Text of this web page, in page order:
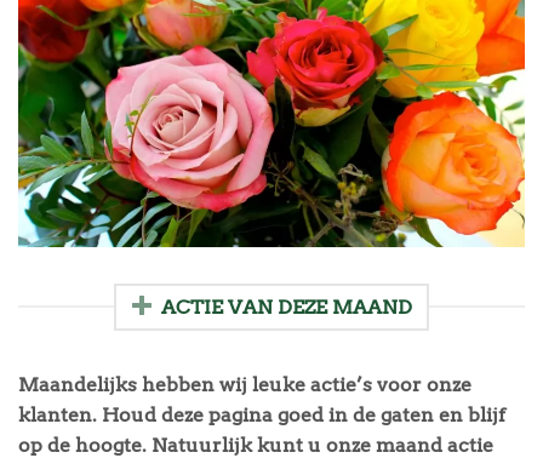
ACTIE VAN DEZE MAAND
Maandelijks hebben wij leuke actie’s voor onze
klanten. Houd deze pagina goed in de gaten en blijf
op de hoogte. Natuurlijk kunt u onze maand actie